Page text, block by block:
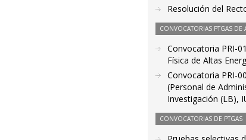
Resolución del
CONVOCATORIAS PTGAS DE
Convocatoria PRI-
Física de Altas
Convocatoria PRI-
(Personal de
Investigación (LB),
CONVOCATORIAS DE PTGAS